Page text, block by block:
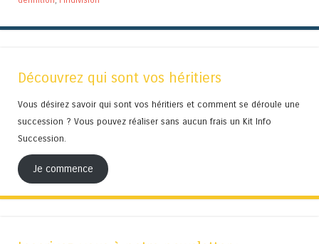
Découvrez qui sont vos héritiers
Vous désirez savoir qui sont vos héritiers et comment se déroule une
succession ? Vous pouvez réaliser sans aucun frais un Kit Info
Succession.
Je commence